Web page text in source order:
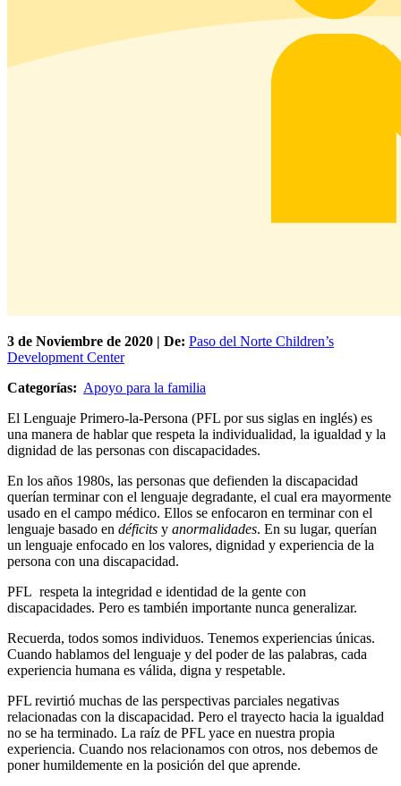
3 de Noviembre de 2020 | De: Paso del Norte Children’s
Development Center
Categorías: Apoyo para la familia
El Lenguaje Primero-la-Persona (PFL por sus siglas en inglés) es
una manera de hablar que respeta la individualidad, la igualdad y la
dignidad de las personas con discapacidades.
En los años 1980s, las personas que defienden la discapacidad
querían terminar con el lenguaje degradante, el cual era mayormente
usado en el campo médico. Ellos se enfocaron en terminar con el
lenguaje basado en déficits y anormalidades. En su lugar, querían
un lenguaje enfocado en los valores, dignidad y experiencia de la
persona con una discapacidad.
PFL respeta la integridad e identidad de la gente con
discapacidades. Pero es también importante nunca generalizar.
Recuerda, todos somos individuos. Tenemos experiencias únicas.
Cuando hablamos del lenguaje y del poder de las palabras, cada
experiencia humana es válida, digna y respetable.
PFL revirtió muchas de las perspectivas parciales negativas
relacionadas con la discapacidad. Pero el trayecto hacia la igualdad
no se ha terminado. La raíz de PFL yace en nuestra propia
experiencia. Cuando nos relacionamos con otros, nos debemos de
poner humildemente en la posición del que aprende.